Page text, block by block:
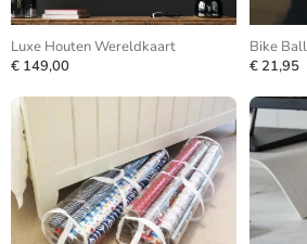
Luxe Houten Wereldkaart
€ 149,00
Bike
€ 21,95